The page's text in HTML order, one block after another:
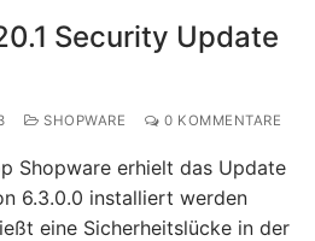
Security Update
SHOPWARE 0 KOMMENTARE
Shopware erhielt das Update
6.3.0.0 installiert werden
eine Sicherheitslücke in der